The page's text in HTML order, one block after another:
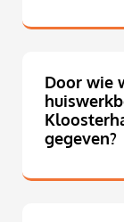
Door wie
gegeven?